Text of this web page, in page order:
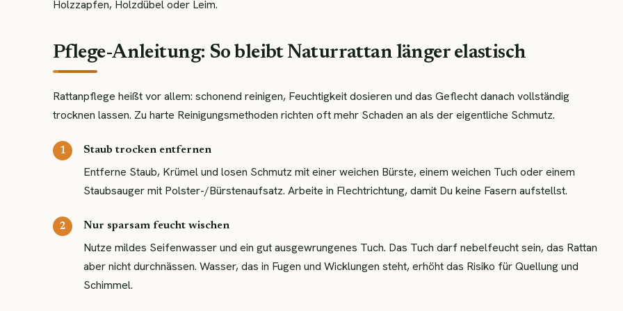
Holzzapfen, Holzdübel oder Leim.
Pflege-Anleitung: So bleibt Naturrattan länger elastisch
Rattanpflege heißt vor allem: schonend reinigen, Feuchtigkeit dosieren und das Geflecht danach vollständig
trocknen lassen. Zu harte Reinigungsmethoden richten oft mehr Schaden an als der eigentliche Schmutz.
Staub trocken entfernen
Entferne Staub, Krümel und losen Schmutz mit einer weichen Bürste, einem weichen Tuch oder einem
Staubsauger mit Polster-/Bürstenaufsatz. Arbeite in Flechtrichtung, damit Du keine Fasern aufstellst.
Nur sparsam feucht wischen
Nutze mildes Seifenwasser und ein gut ausgewrungenes Tuch. Das Tuch darf nebelfeucht sein, das Rattan
aber nicht durchnässen. Wasser, das in Fugen und Wicklungen steht, erhöht das Risiko für Quellung und
Schimmel.